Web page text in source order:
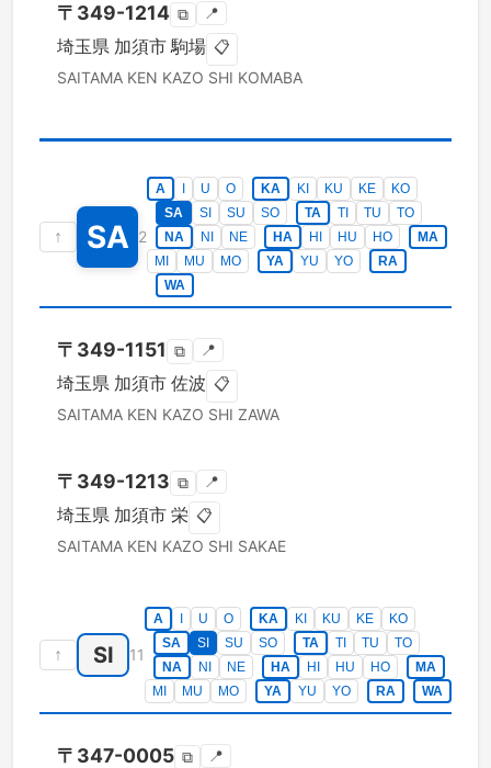
〒 349-1214 ⧉ 📍
埼玉県 加須市 駒場 📋
SAITAMA KEN KAZO SHI KOMABA
↑ SA 2
A U O KA KI KU KE
KO
SA
SI SU SO TA TI TU
TO
NA
NI NE HA HI HU HO
MA
MI
MU MO YA YU YO
RA
WA
〒 349-1151 ⧉ 📍
埼玉県 加須市 佐波 📋
SAITAMA KEN KAZO SHI ZAWA
〒 349-1213 ⧉ 📍
埼玉県 加須市 栄 📋
SAITAMA KEN KAZO SHI SAKAE
↑ SI 11
A U O KA KI KU KE
KO
SA
SI SU SO TA TI TU
TO
NA
NI NE HA HI HU HO
MA
MI
MU MO YA YU YO RA WA
〒 347-0005 ⧉ 📍